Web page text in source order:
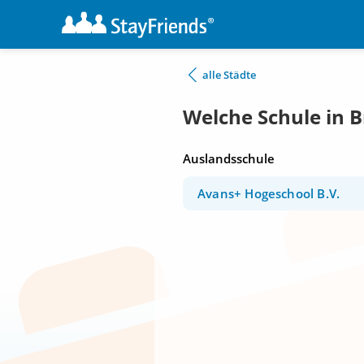
alle Städte
Welche Schule in
Auslandsschule
Avans+ Hogeschool B.V.